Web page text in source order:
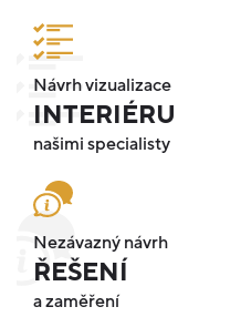
Návrh vizualizace
INTERIÉRU
našimi specialisty
Nezávazný návrh
ŘEŠENÍ
a zaměření